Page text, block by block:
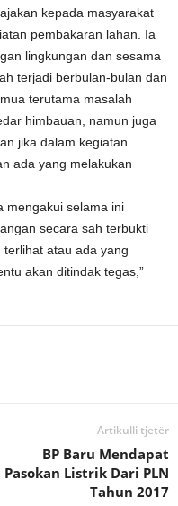
kepada masyarakat
pembakaran lahan. Ia
lingkungan dan sesama
terjadi berbulan-bulan dan
terutama masalah
himbauan, namun juga
jika dalam kegiatan
ada yang melakukan
mengakui selama ini
secara sah terbukti
terlihat atau ada yang
akan ditindak tegas,”
Artikulli tjetër
BP Baru Mendapat
Pasokan Listrik Dari PLN
Tahun 2017